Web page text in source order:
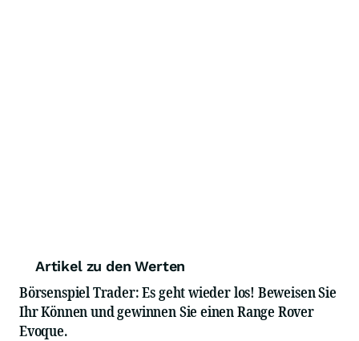
Artikel zu den Werten
Börsenspiel Trader: Es geht wieder los! Beweisen Sie
Ihr Können und gewinnen Sie einen Range Rover
Evoque.